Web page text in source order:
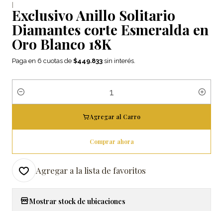
|
Exclusivo Anillo Solitario
Diamantes corte Esmeralda en
Oro Blanco 18K
Paga en 6 cuotas de $449.833 sin interés.
Cantidad
Agregar al Carro
Comprar ahora
Agregar a la lista de favoritos
Mostrar stock de ubicaciones